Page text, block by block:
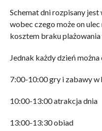
Schemat dni rozpisany
wobec czego może on
kosztem braku
Jednak każdy dzień
7:00-10:00 gry i zabawy w
10:00-13:00 atrakcja dnia
13:00-13:30 obiad